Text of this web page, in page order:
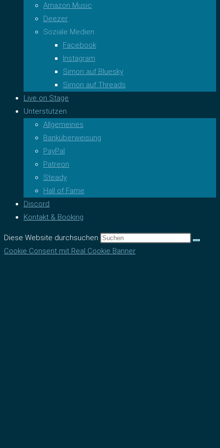
Amazon Music
Deezer
Soziale Medien
Facebook
Instagram
Simon auf Bluesky
Simon auf Threads
Live on Stage
Unterstützen
Allgemeines
Banküberweisung
PayPal
Patreon
Steady
Hall of Fame
Discord
Kontakt & Booking
Diese Website durchsuchen
Cookie Consent mit Real Cookie Banner